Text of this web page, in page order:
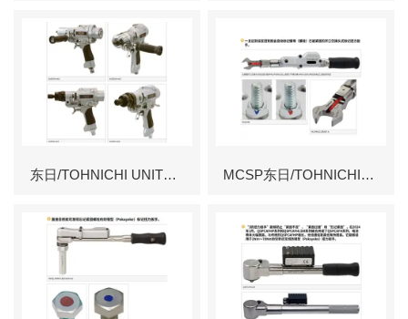
东日/TOHNICHI UNITORK螺丝刀AUR-mk2 MCSP东日/TOHNICHI开口交换头式标记扭力扳手